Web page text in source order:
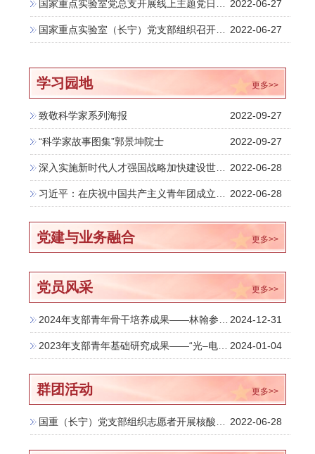
2022-06-27
国家重点实验室党总支开展线上主题党日活动
2022-06-27
国家重点实验室（长宁）党支部组织召开2021年度组织生活会
学习园地 更多>>
2022-09-27
致敬科学家系列海报
2022-09-27
“科学家故事图集”郭景坤院士
2022-06-28
深入实施新时代人才强国战略加快建设世界重要人才中心和创新高地
2022-06-28
习近平：在庆祝中国共产主义青年团成立100周年大会上的讲话
党建与业务融合 更多>>
党员风采 更多>>
2024-12-31
2024年支部青年骨干培养成果——林翰参加上海市科技青年英才培训班
2024-01-04
2023年支部青年基础研究成果——“光–电–电化学”高效协同：准固态太阳能转换与存储
群团活动 更多>>
2022-06-28
国重（长宁）党支部组织志愿者开展核酸检测（扫码、采样等）志愿服务